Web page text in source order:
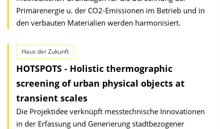
Primärenergie u. der CO2-Emissionen im Betrieb und in
den verbauten Materialien werden harmonisiert.
Haus der Zukunft
HOTSPOTS - Holistic thermographic
screening of urban physical objects at
transient scales
Die Projektidee verknüpft messtechnische Innovationen
in der Erfassung und Generierung stadtbezogener